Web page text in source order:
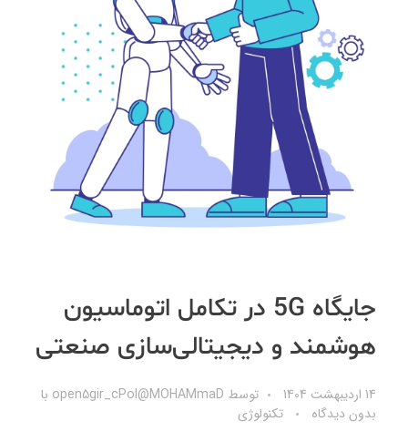
جایگاه 5G در تکامل اتوماسیون
هوشمند و دیجیتالی‌سازی صنعتی
14 اردیبهشت 1404 توسط open5gir_cPol@MOHAMmaD با
بدون دیدگاه
تکنولوژی